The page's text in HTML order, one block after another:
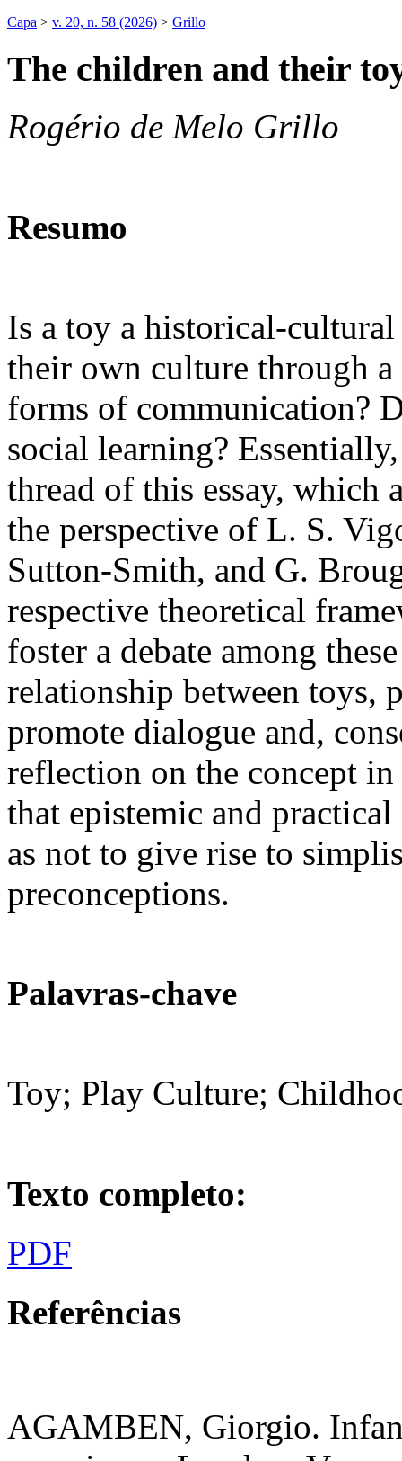
Capa > v. 20, n. 58 (2026) > Grillo
The children and their
Rogério de Melo Grillo
Resumo
Is a toy a historical-
their own culture through
forms of communication?
social learning?
thread of this essay, which
the perspective of L. S.
Sutton-Smith, and G.
respective theoretical
foster a debate among
relationship between toys,
promote dialogue and,
reflection on the concept
that epistemic and
as not to give rise to
preconceptions.
Palavras-chave
Toy; Play Culture;
Texto completo:
PDF
Referências
AGAMBEN, Giorgio.